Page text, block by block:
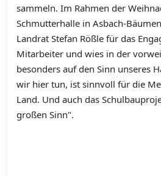
sammeln. Im Rahmen der
Schmutterhalle in Asbach-
Landrat Stefan Rößle für das
Mitarbeiter und wies in der
besonders auf den Sinn unseres
wir hier tun, ist sinnvoll für die
Land. Und auch das
großen Sinn".